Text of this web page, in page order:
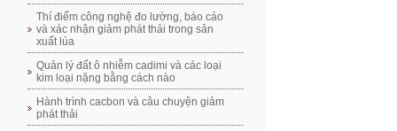
Thí điểm công nghệ đo lường, báo cáo
và xác nhận giảm phát thải trong sản
xuất lúa
Quản lý đất ô nhiễm cadimi và các loại
kim loại nặng bằng cách nào
Hành trình cacbon và câu chuyện giảm
phát thải